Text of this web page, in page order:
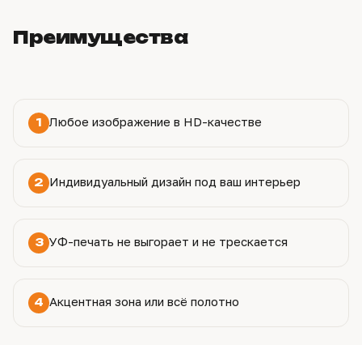
Преимущества
1 Любое изображение в HD-качестве
2 Индивидуальный дизайн под ваш интерьер
3 УФ-печать не выгорает и не трескается
4 Акцентная зона или всё полотно